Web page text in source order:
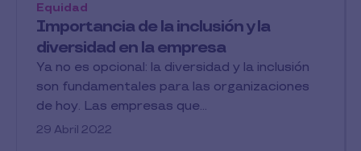
Importancia de la inclusión y la
diversidad en la empresa
Equidad
Ya no es opcional: la diversidad y la inclusión
son fundamentales para las organizaciones
de hoy. Las empresas que...
29 Abril 2022